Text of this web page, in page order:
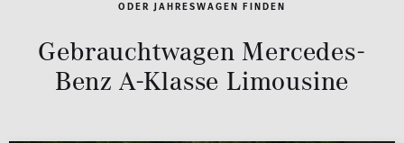
ODER JAHRESWAGEN FINDEN
Gebrauchtwagen Mercedes-
Benz A-Klasse Limousine